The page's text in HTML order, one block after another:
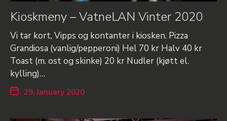
Kioskmeny – VatneLAN Vinter 2020
Vi tar kort, Vipps og kontanter i kiosken. Pizza
Grandiosa (vanlig/pepperoni) Hel 70 kr Halv 40 kr
Toast (m. ost og skinke) 20 kr Nudler (kjøtt el.
kylling)…
29. January 2020